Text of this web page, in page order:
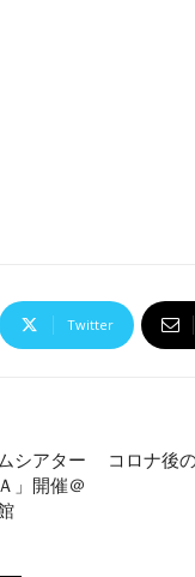
Twitter
シアター
」開催＠
コロナ後